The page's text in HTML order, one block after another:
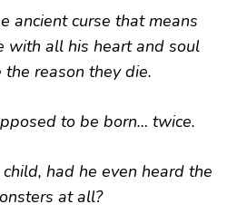
ancient curse that means
with all his heart and soul
reason they die.
to be born… twice.
had he even heard the
at all?